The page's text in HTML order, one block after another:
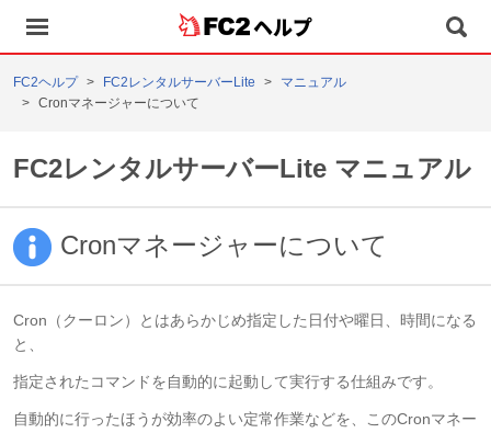
ヘルプ
FC2ヘルプ FC2レンタルサーバーLite
マニュアル
Cronマネージャーについて
FC2レンタルサーバーLite マニュアル
Cronマネージャーについて
Cron（クーロン）とはあらかじめ指定した日付や曜日、時間になる
と、
指定されたコマンドを自動的に起動して実行する仕組みです。
自動的に行ったほうが効率のよい定常作業などを、このCronマネー